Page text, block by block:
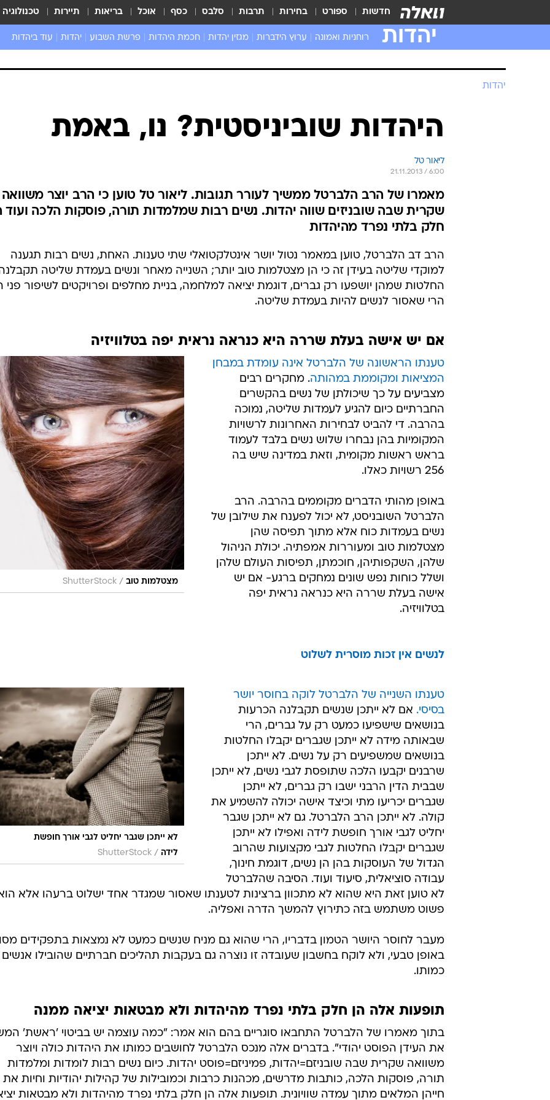
חדשות ספורט בחירות תרבות סלבס כסף אוכל בריאות תיירות טכנולוגיה
יהדות רוחניות ואמונה ערוץ הידברות מגזין יהדות חכמת היהדות פרשת השבוע יהדות עוד ביהדות
יהדות
היהדות שוביניסטית? נו, באמת
ליאור טל
21.11.2013 / 6:00
מאמרו של הרב הלברטל ממשיך לעורר תגובות. ליאור טל טוען כי הרב יוצר משוואה
שקרית שבה שובניזים שווה יהדות. נשים רבות שמלמדות תורה, פוסקות הלכה ועוד
חלק בלתי נפרד מהיהדות
הרב דב הלברטל, טוען במאמר נטול יושר אינטלקטואלי שתי טענות. האחת, נשים רבות תגענה
למוקדי שליטה בעידן זה כי הן מצטלמות טוב יותר; השנייה מאחר ונשים בעמדת שליטה
החלטות שמהן יושפעו רק גברים, דוגמת יציאה למלחמה, בניית מחלפים ופרויקטים לשיפור פני
הרי שאסור לנשים להיות בעמדת שליטה.
אם יש אישה בעלת שררה היא כנראה נראית יפה בטלוויזיה
מצטלמות טוב /
ShutterStock
טענתו הראשונה של הלברטל אינה עומדת במבחן
המציאות ומקוממת במהותה. מחקרים רבים
מצביעים על כך שיכולתן של נשים בהקשרים
החברתיים כיום להגיע לעמדות שליטה, נמוכה
בהרבה. די להביט לבחירות האחרונות לרשויות
המקומיות בהן נבחרו שלוש נשים בלבד לעמוד
בראש ראשות מקומית, וזאת במדינה שיש בה
256 רשויות כאלו.
באופן מהותי הדברים מקוממים בהרבה. הרב
הלברטל השובניסט, לא יכול לפענח את שילובן של
נשים בעמדות כוח אלא מתוך תפיסה שהן
מצטלמות טוב ומעוררות אמפתיה. יכולת הניהול
שלהן, השקפותיהן, חוכמתן, תפיסות העולם שלהן
ושלל כוחות נפש שונים נמחקים ברגע- אם יש
אישה בעלת שררה היא כנראה נראית יפה
בטלוויזיה.
לנשים אין זכות מוסרית לשלוט
לא ייתכן שגבר יחליט לגבי אורך חופשת
לידה /
ShutterStock
טענתו השנייה של הלברטל לוקה בחוסר יושר
בסיסי. אם לא ייתכן שנשים תקבלנה הכרעות
בנושאים שישפיעו כמעט רק על גברים, הרי
שבאותה מידה לא ייתכן שגברים יקבלו החלטות
בנושאים שמשפיעים רק על נשים. לא ייתכן
שרבנים יקבעו הלכה שתופסת לגבי נשים, לא ייתכן
שבבית הדין הרבני ישבו רק גברים, לא ייתכן
שגברים יכריעו מתי וכיצד אישה יכולה להשמיע את
קולה. לא ייתכן הרב הלברטל. גם לא ייתכן שגבר
יחליט לגבי אורך חופשת לידה ואפילו לא ייתכן
שגברים יקבלו החלטות לגבי מקצועות שהרוב
הגדול של העוסקות בהן הן נשים, דוגמת חינוך,
עבודה סוציאלית, סיעוד ועוד. הסיבה שהלברטל
לא טוען זאת היא שהוא לא מתכוון ברצינות לטענתו שאסור שמגדר אחד ישלוט ברעהו אלא
פשוט משתמש בזה כתירוץ להמשך הדרה ואפליה.
מעבר לחוסר היושר הטמון בדבריו, הרי שהוא גם מניח שנשים כמעט לא נמצאות בתפקידים
באופן טבעי, ולא לוקח בחשבון שעובדה זו נוצרה גם בעקבות תהליכים חברתיים שהובילו אנשים
כמותו.
תופעות אלה הן חלק בלתי נפרד מהיהדות ולא מבטאות יציאה ממנה
בתוך מאמרו של הלברטל התחבאו סוגריים בהם הוא אמר: "כמה עוצמה יש בביטוי 'ראשת'
את העידן הפוסט יהודי". בדברים אלה מנכס הלברטל לחושבים כמותו את היהדות כולה ויוצר
משוואה שקרית שבה שובניזם=יהדות, פמיניזם=פוסט יהדות. כיום נשים רבות לומדות ומלמדות
תורה, פוסקות הלכה, כותבות מדרשים, מכהנות כרבות וכמובילות של קהילות יהודיות וחיות את
חייהן המלאים מתוך עמדה שוויונית. תופעות אלה הן חלק בלתי נפרד מהיהדות ולא מבטאות